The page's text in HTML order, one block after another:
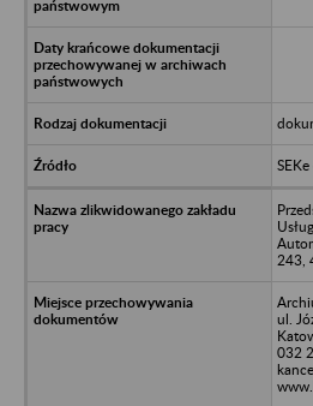
243,
ul.
032